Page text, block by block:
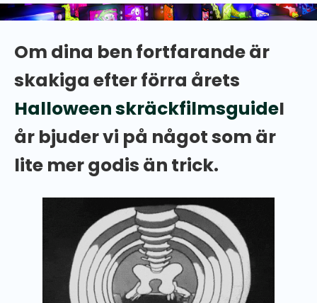
Om dina ben fortfarande är
skakiga efter förra årets
Halloween skräckfilmsguideI
år bjuder vi på något som är
lite mer godis än trick.